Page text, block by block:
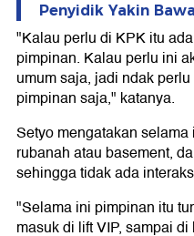
Penyidik Yakin
"Kalau perlu di KPK itu
pimpinan. Kalau perlu ini
umum saja, jadi ndak
pimpinan saja," katanya.
Setyo mengatakan
rubanah atau basement,
sehingga tidak ada
"Selama ini pimpinan itu
masuk di lift VIP, sampai